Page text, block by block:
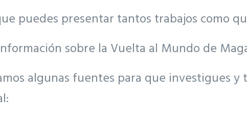
puedes presentar tantos trabajos como
sobre la Vuelta al Mundo de
algunas fuentes para que investigues